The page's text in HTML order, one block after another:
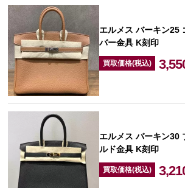
エルメス バーキン25
バー金具 K刻印
買取価格(税込)
エルメス バーキン30
ルド金具 K刻印
買取価格(税込)